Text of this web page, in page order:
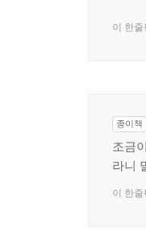
이 한
종이책
조금
라니
이 한